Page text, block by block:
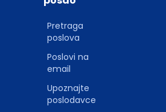
Pretraga
poslova
Poslovi na
email
Upoznajte
poslodavce